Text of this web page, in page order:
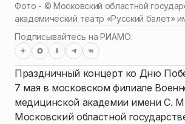
Фото - ©Московский областной
академический театр «Русский балет»
Подписывайтесь на РИАМО:
Праздничный концерт ко Дню
7 мая в московском филиале
медицинской академии имени С.
Московский областной